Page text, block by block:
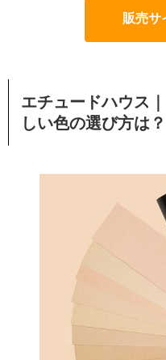
販売サ
エチュードハウス
しい色の選び方は？